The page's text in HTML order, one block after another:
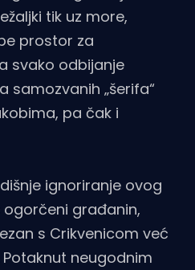
tik uz more,
prostor za
svako odbijanje
samozvanih „šerifa“
pa čak i
ignoriranje ovog
građanin,
s Crikvenicom već
neugodnim